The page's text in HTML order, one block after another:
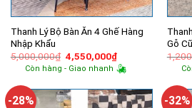
Thanh Lý Bộ Bàn Ăn 4 Ghế Hàng
Nhập Khẩu
5,000,000₫ Giá
gốc
là:
4,550,000₫Giá
hiện
tại
4,550,000₫.
Còn hàng - Giao nhanh
Gỗ Cũ
-28% -32%